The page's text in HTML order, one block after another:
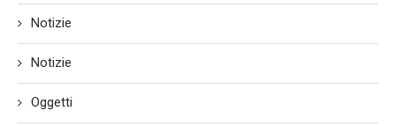
Notizie
Notizie
Oggetti